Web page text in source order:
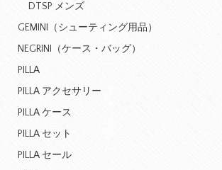
DTSP メンズ
GEMINI（シューティング用品）
NEGRINI（ケース・バッグ）
PILLA
PILLA アクセサリー
PILLA ケース
PILLA セット
PILLA セール